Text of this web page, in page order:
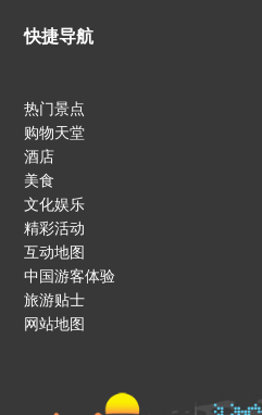
快捷导航
热门景点
购物天堂
酒店
美食
文化娱乐
精彩活动
互动地图
中国游客体验
旅游贴士
网站地图